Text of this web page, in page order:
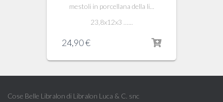
mestoli in porcellana della li...
23,8x12x3 …...
24,90€
Cose Belle Libralon di Libralon Luca & C. snc